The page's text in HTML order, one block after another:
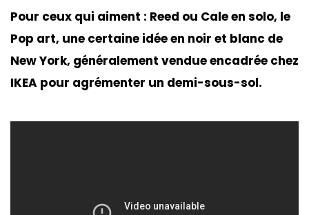
Pour ceux qui aiment : Reed ou Cale en solo, le
Pop art, une certaine idée en noir et blanc de
New York, généralement vendue encadrée chez
IKEA pour agrémenter un demi-sous-sol.